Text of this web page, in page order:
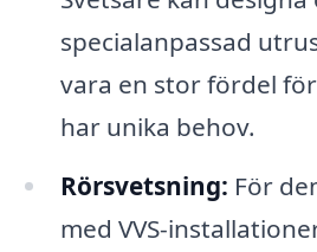
specialanpassad
vara en stor fördel
har unika behov.
Rörsvetsning: För
med VVS-